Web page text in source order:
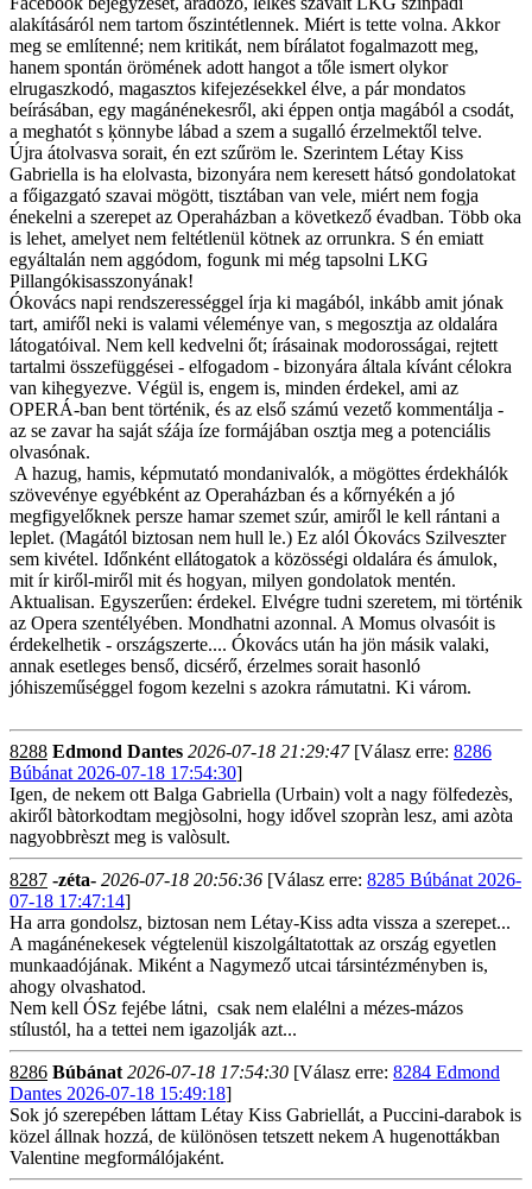
alakításáról nem tartom őszintétlennek. Miért is tette volna. Akkor
meg se említenné; nem kritikát, nem bírálatot fogalmazott meg,
hanem spontán örömének adott hangot a tőle ismert olykor
elrugaszkodó, magasztos kifejezésekkel élve, a pár mondatos
beírásában, egy magánénekesről, aki éppen ontja magából a csodát,
a meghatót s ķönnybe lábad a szem a sugalló érzelmektől telve.
Újra átolvasva sorait, én ezt szűröm le. Szerintem Létay Kiss
Gabriella is ha elolvasta, bizonyára nem keresett hátsó gondolatokat
a főigazgató szavai mögött, tisztában van vele, miért nem fogja
énekelni a szerepet az Operaházban a következő évadban. Több oka
is lehet, amelyet nem feltétlenül kötnek az orrunkra. S én emiatt
egyáltalán nem aggódom, fogunk mi még tapsolni LKG
Pillangókisasszonyának!
Ókovács napi rendszerességgel írja ki magából, inkább amit jónak
tart, amiŕől neki is valami véleménye van, s megosztja az oldalára
látogatóival. Nem kell kedvelni őt; írásainak modorosságai, rejtett
tartalmi összefüggései - elfogadom - bizonyára általa kívánt célokra
van kihegyezve. Végül is, engem is, minden érdekel, ami az
OPERÁ-ban bent történik, és az első számú vezető kommentálja -
az se zavar ha saját sźája íze formájában osztja meg a potenciális
olvasónak.
A hazug, hamis, képmutató mondanivalók, a mögöttes érdekhálók
szövevénye egyébként az Operaházban és a kőrnyékén a jó
megfigyelőknek persze hamar szemet szúr, amiről le kell rántani a
leplet. (Magától biztosan nem hull le.) Ez alól Ókovács Szilveszter
sem kivétel. Időnként ellátogatok a közösségi oldalára és ámulok,
mit ír kiről-miről mit és hogyan, milyen gondolatok mentén.
Aktualisan. Egyszerűen: érdekel. Elvégre tudni szeretem, mi történik
az Opera szentélyében. Mondhatni azonnal. A Momus olvasóit is
érdekelhetik - országszerte.... Ókovács után ha jön másik valaki,
annak esetleges benső, dicsérő, érzelmes sorait hasonló
jóhiszeműséggel fogom kezelni s azokra rámutatni. Ki várom.
8288 Edmond Dantes 2026-07-18 21:29:47[Válasz erre: 8286
Búbánat 2026-07-18 17:54:30]
Igen, de nekem ott Balga Gabriella (Urbain) volt a nagy fölfedezès,
akiről bàtorkodtam megjòsolni, hogy idővel szopràn lesz, ami azòta
nagyobbrèszt meg is valòsult.
8287 -zéta- 2026-07-18 20:56:36 [Válasz erre: 8285 Búbánat 2026-
07-18 17:47:14]
Ha arra gondolsz, biztosan nem Létay-Kiss adta vissza a szerepet...
A magánénekesek végtelenül kiszolgáltatottak az ország egyetlen
munkaadójának. Miként a Nagymező utcai társintézményben is,
ahogy olvashatod.
Nem kell ÓSz fejébe látni, csak nem elalélni a mézes-mázos
stílustól, ha a tettei nem igazolják azt...
8286 Búbánat 2026-07-18 17:54:30 [Válasz erre: 8284 Edmond
Dantes 2026-07-18 15:49:18]
Sok jó szerepében láttam Létay Kiss Gabriellát, a Puccini-darabok is
közel állnak hozzá, de különösen tetszett nekem A hugenottákban
Valentine megformálójaként.